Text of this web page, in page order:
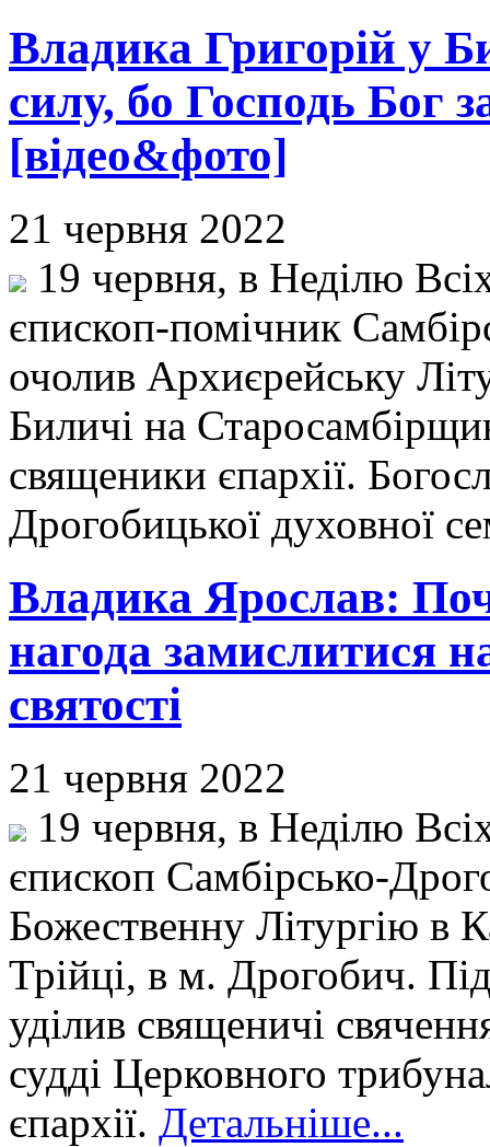
Владика Григорій у
силу, бо Господь Бог
[відео&фото]
21 червня 2022
19 червня, в Неділю
єпископ-помічник
очолив Архиєрейську
Биличі на
священики єпархії.
Дрогобицької духовної
Владика Ярослав:
нагода замислитися
святості
21 червня 2022
19 червня, в Неділю
єпископ Самбірсько-
Божественну Літургію в
Трійці, в м. Дрогобич.
уділив священичі
судді Церковного
єпархії. Детальніше...